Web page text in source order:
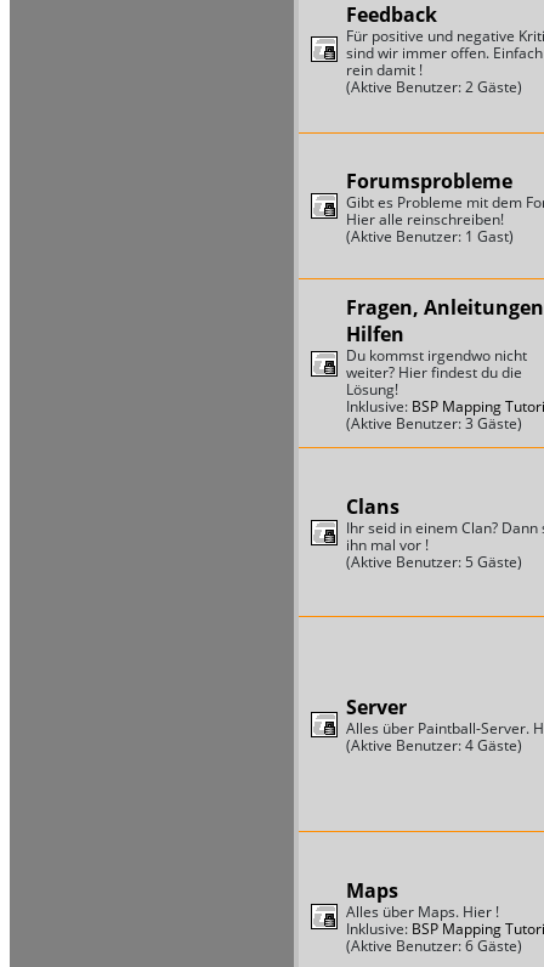
Feedback
Für positive und negative
sind wir immer offen.
rein damit !
(Aktive Benutzer: 2 Gäste)
Forumsprobleme
Gibt es Probleme mit dem
Hier alle reinschreiben!
(Aktive Benutzer: 1 Gast)
Fragen,
Hilfen
Du kommst irgendwo nicht
weiter? Hier findest du die
Lösung!
Inklusive: BSP Mapping
(Aktive Benutzer: 3 Gäste)
Clans
Ihr seid in einem Clan? Dann
ihn mal vor !
(Aktive Benutzer: 5 Gäste)
Server
Alles über Paintball-Server.
(Aktive Benutzer: 4 Gäste)
Maps
Alles über Maps. Hier !
Inklusive: BSP Mapping
(Aktive Benutzer: 6 Gäste)